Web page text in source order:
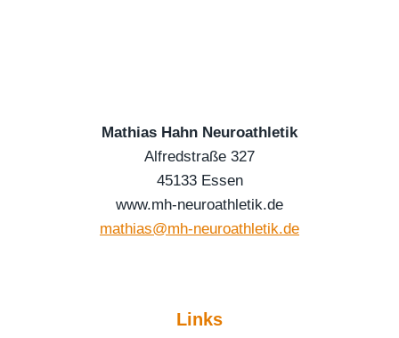
Mathias Hahn Neuroathletik
Alfredstraße 327
45133 Essen
www.mh-neuroathletik.de
mathias@mh-neuroathletik.de
Links